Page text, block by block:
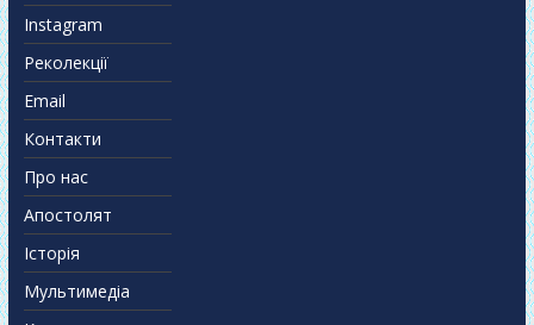
Instagram
Реколекції
Email
Контакти
Про нас
Апостолят
Історія
Мультимедіа